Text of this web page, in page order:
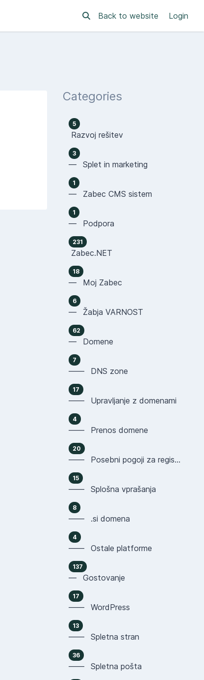
Back to website Login
Categories
5
Razvoj rešitev
3
— Splet in marketing
1
— Zabec CMS sistem
1
— Podpora
231
Zabec.NET
18
— Moj Zabec
6
— Žabja VARNOST
62
— Domene
7
—— DNS zone
17
—— Upravljanje z domenami
4
—— Prenos domene
20
—— Posebni pogoji za registracijo domen
15
—— Splošna vprašanja
8
—— .si domena
4
—— Ostale platforme
137
— Gostovanje
17
—— WordPress
13
—— Spletna stran
36
—— Spletna pošta